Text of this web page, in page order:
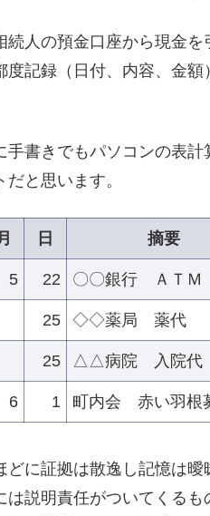
続人の預金口座から現金
度記録（日付、内容、金
手書きでもパソコンの表
と思います。
日 摘要
5 22 〇〇銀行 ＡＴＭ
25 ◇◇薬局 薬代
25 △△病院 入院代
6 1 町内会 赤い羽根
どに証拠は散逸し記憶は
は説明責任がついてくる